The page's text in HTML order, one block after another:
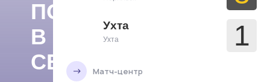
ПОБЕДА
В
СЕЗОНЕ
Ухта
Ухта 1
Матч-центр